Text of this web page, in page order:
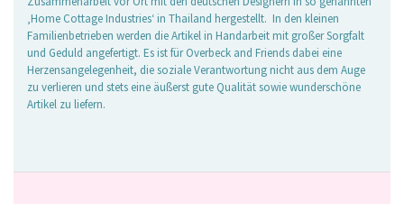
‚Home Cottage Industries‘ in Thailand hergestellt. In den kleinen
Familienbetrieben werden die Artikel in Handarbeit mit großer Sorgfalt
und Geduld angefertigt. Es ist für Overbeck and Friends dabei eine
Herzensangelegenheit, die soziale Verantwortung nicht aus dem Auge
zu verlieren und stets eine äußerst gute Qualität sowie wunderschöne
Artikel zu liefern.